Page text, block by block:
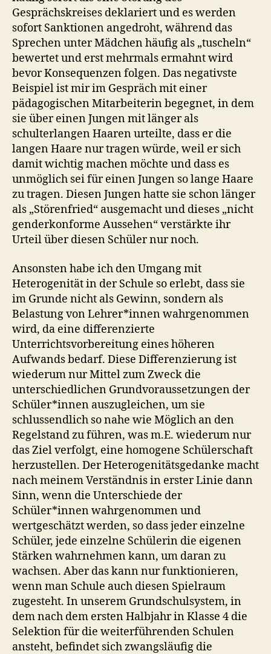
Gesprächskreises deklariert und es werden
sofort Sanktionen angedroht, während das
Sprechen unter Mädchen häufig als „tuscheln“
bewertet und erst mehrmals ermahnt wird
bevor Konsequenzen folgen. Das negativste
Beispiel ist mir im Gespräch mit einer
pädagogischen Mitarbeiterin begegnet, in dem
sie über einen Jungen mit länger als
schulterlangen Haaren urteilte, dass er die
langen Haare nur tragen würde, weil er sich
damit wichtig machen möchte und dass es
unmöglich sei für einen Jungen so lange Haare
zu tragen. Diesen Jungen hatte sie schon länger
als „Störenfried“ ausgemacht und dieses „nicht
genderkonforme Aussehen“ verstärkte ihr
Urteil über diesen Schüler nur noch.
Ansonsten habe ich den Umgang mit
Heterogenität in der Schule so erlebt, dass sie
im Grunde nicht als Gewinn, sondern als
Belastung von Lehrer*innen wahrgenommen
wird, da eine differenzierte
Unterrichtsvorbereitung eines höheren
Aufwands bedarf. Diese Differenzierung ist
wiederum nur Mittel zum Zweck die
unterschiedlichen Grundvoraussetzungen der
Schüler*innen auszugleichen, um sie
schlussendlich so nahe wie Möglich an den
Regelstand zu führen, was m.E. wiederum nur
das Ziel verfolgt, eine homogene Schülerschaft
herzustellen. Der Heterogenitätsgedanke macht
nach meinem Verständnis in erster Linie dann
Sinn, wenn die Unterschiede der
Schüler*innen wahrgenommen und
wertgeschätzt werden, so dass jeder einzelne
Schüler, jede einzelne Schülerin die eigenen
Stärken wahrnehmen kann, um daran zu
wachsen. Aber das kann nur funktionieren,
wenn man Schule auch diesen Spielraum
zugesteht. In unserem Grundschulsystem, in
dem nach dem ersten Halbjahr in Klasse 4 die
Selektion für die weiterführenden Schulen
ansteht, befindet sich zwangsläufig die